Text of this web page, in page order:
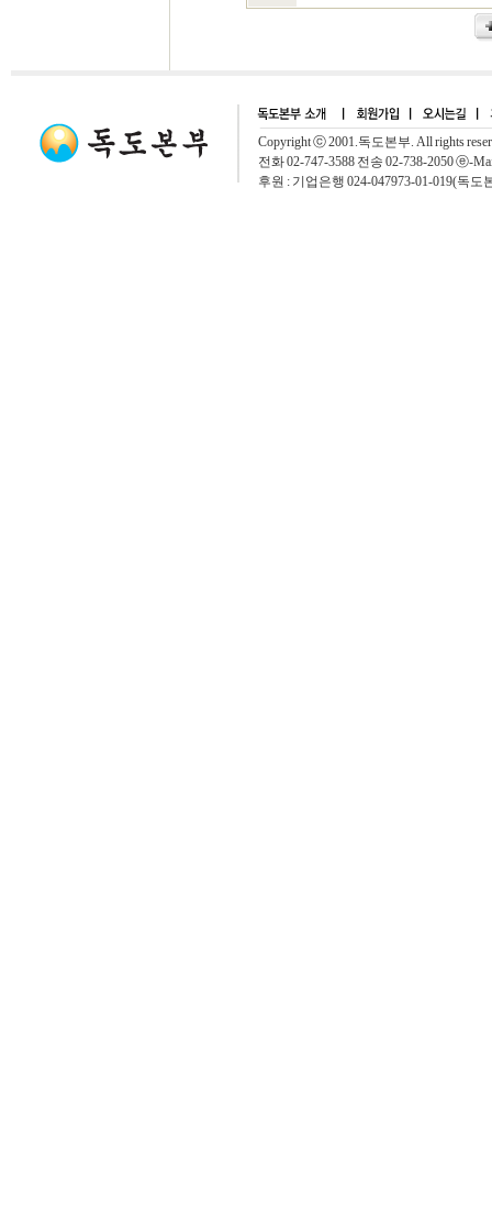
Copyright ⓒ 2001.독도본부. All rights
전화 02-747-3588 전송 02-738-2050 ⓔ-
후원 : 기업은행 024-047973-01-019(독도